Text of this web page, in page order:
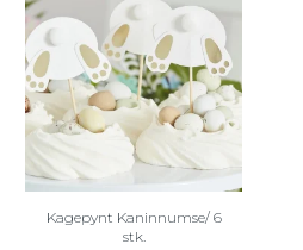
Kagepynt Kaninnumse/ 6
stk.